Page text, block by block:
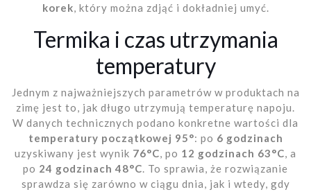
korek, który można zdjąć i dokładniej umyć.
Termika i czas utrzymania
temperatury
Jednym z najważniejszych parametrów w produktach na
zimę jest to, jak długo utrzymują temperaturę napoju.
W danych technicznych podano konkretne wartości dla
temperatury początkowej 95°: po 6 godzinach
uzyskiwany jest wynik 76°C, po 12 godzinach 63°C, a
po 24 godzinach 48°C. To sprawia, że rozwiązanie
sprawdza się zarówno w ciągu dnia, jak i wtedy, gdy